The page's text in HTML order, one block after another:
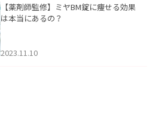
【薬剤師監修】ミヤBM錠に痩せる効果
は本当にあるの？
2023.11.10